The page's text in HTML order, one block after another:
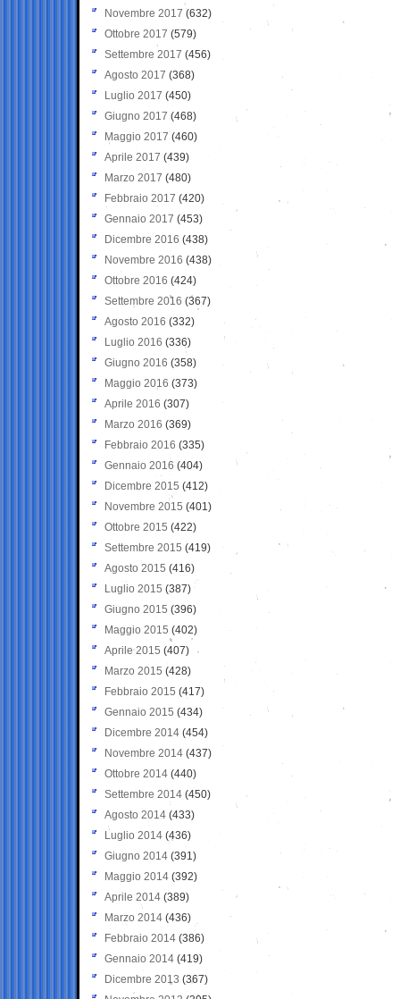
Novembre 2017 (632)
Ottobre 2017 (579)
Settembre 2017 (456)
Agosto 2017 (368)
Luglio 2017 (450)
Giugno 2017 (468)
Maggio 2017 (460)
Aprile 2017 (439)
Marzo 2017 (480)
Febbraio 2017 (420)
Gennaio 2017 (453)
Dicembre 2016 (438)
Novembre 2016 (438)
Ottobre 2016 (424)
Settembre 2016 (367)
Agosto 2016 (332)
Luglio 2016 (336)
Giugno 2016 (358)
Maggio 2016 (373)
Aprile 2016 (307)
Marzo 2016 (369)
Febbraio 2016 (335)
Gennaio 2016 (404)
Dicembre 2015 (412)
Novembre 2015 (401)
Ottobre 2015 (422)
Settembre 2015 (419)
Agosto 2015 (416)
Luglio 2015 (387)
Giugno 2015 (396)
Maggio 2015 (402)
Aprile 2015 (407)
Marzo 2015 (428)
Febbraio 2015 (417)
Gennaio 2015 (434)
Dicembre 2014 (454)
Novembre 2014 (437)
Ottobre 2014 (440)
Settembre 2014 (450)
Agosto 2014 (433)
Luglio 2014 (436)
Giugno 2014 (391)
Maggio 2014 (392)
Aprile 2014 (389)
Marzo 2014 (436)
Febbraio 2014 (386)
Gennaio 2014 (419)
Dicembre 2013 (367)